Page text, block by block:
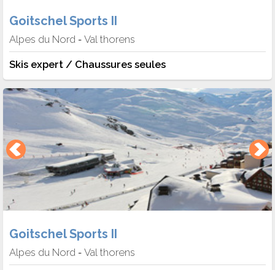
Goitschel Sports II
Alpes du Nord - Val thorens
Skis expert / Chaussures seules
Goitschel Sports II
Alpes du Nord - Val thorens